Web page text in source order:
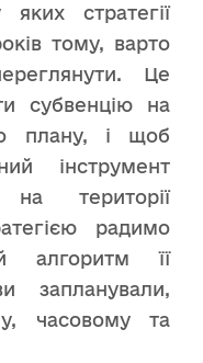
стратегії
тому, варто
Це
субвенцію на
плану, і щоб
інструмент
на території
радимо
алгоритм її
запланували,
часовому та